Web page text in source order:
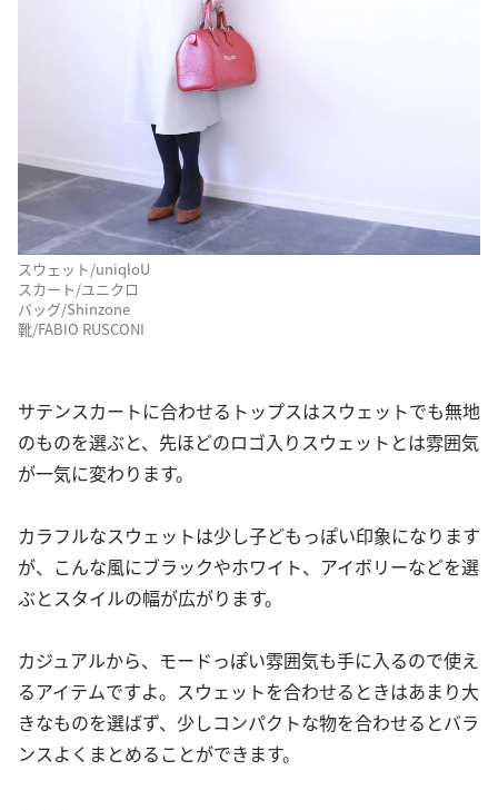
スウェット/uniqloU
スカート/ユニクロ
バッグ/Shinzone
靴/FABIO RUSCONI
サテンスカートに合わせるトップスはスウェットでも無地
のものを選ぶと、先ほどのロゴ入りスウェットとは雰囲気
が一気に変わります。
カラフルなスウェットは少し子どもっぽい印象になります
が、こんな風にブラックやホワイト、アイボリーなどを選
ぶとスタイルの幅が広がります。
カジュアルから、モードっぽい雰囲気も手に入るので使え
るアイテムですよ。スウェットを合わせるときはあまり大
きなものを選ばず、少しコンパクトな物を合わせるとバラ
ンスよくまとめることができます。